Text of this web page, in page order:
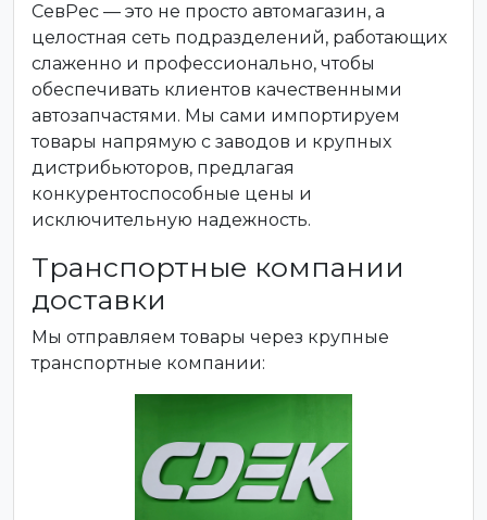
СевРес — это не просто автомагазин, а
целостная сеть подразделений, работающих
слаженно и профессионально, чтобы
обеспечивать клиентов качественными
автозапчастями. Мы сами импортируем
товары напрямую с заводов и крупных
дистрибьюторов, предлагая
конкурентоспособные цены и
исключительную надежность.
Транспортные компании
доставки
Мы отправляем товары через крупные
транспортные компании: